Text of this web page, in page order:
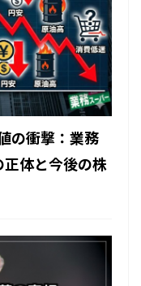
の衝撃：業務
体と今後の株